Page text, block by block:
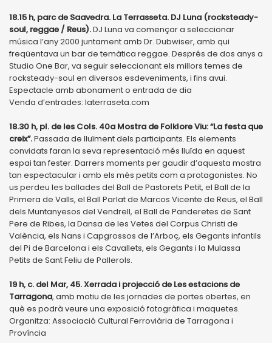
18.15 h, parc de Saavedra. La Terrasseta. DJ Luna (rocksteady-
soul, reggae / Reus).DJ Luna va començar a seleccionar
música l’any 2000 juntament amb Dr. Dubwiser, amb qui
freqüentava un bar de temàtica reggae. Després de dos anys a
Studio One Bar, va seguir seleccionant els millors temes de
rocksteady-soul en diversos esdeveniments, i fins avui.
Espectacle amb abonament o entrada de dia
Venda d’entrades: laterraseta.com
18.30 h, pl. de les Cols. 40a Mostra de Folklore Viu: “La festa que
creix”.Passada de lluïment dels participants. Els elements
convidats faran la seva representació més lluïda en aquest
espai tan fester. Darrers moments per gaudir d’aquesta mostra
tan espectacular i amb els més petits com a protagonistes. No
us perdeu les ballades del Ball de Pastorets Petit, el Ball de la
Primera de Valls, el Ball Parlat de Marcos Vicente de Reus, el Ball
dels Muntanyesos del Vendrell, el Ball de Panderetes de Sant
Pere de Ribes, la Dansa de les Vetes del Corpus Christi de
València, els Nans i Capgrossos de l’Arboç, els Gegants infantils
del Pi de Barcelona i els Cavallets, els Gegants i la Mulassa
Petits de Sant Feliu de Pallerols.
19 h, c. del Mar, 45. Xerrada i projecció de Les estacions de
Tarragona, amb motiu de les jornades de portes obertes, en
què es podrà veure una exposició fotogràfica i maquetes.
Organitza: Associació Cultural Ferroviària de Tarragona i
Província